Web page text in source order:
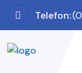
Telefon: